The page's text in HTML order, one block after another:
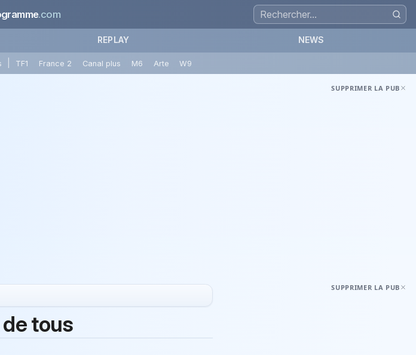
.com
REPLAY NEWS
TF1 France 2 Canal plus M6 Arte W9
SUPPRIMER LA PUB
tous
SUPPRIMER LA PUB